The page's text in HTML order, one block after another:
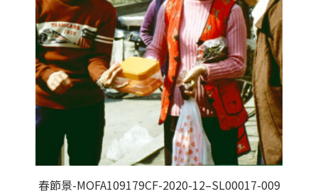
春節景-MOFA109179CF-2020-12–SL00017-009